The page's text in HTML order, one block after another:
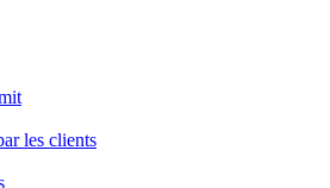
les clients